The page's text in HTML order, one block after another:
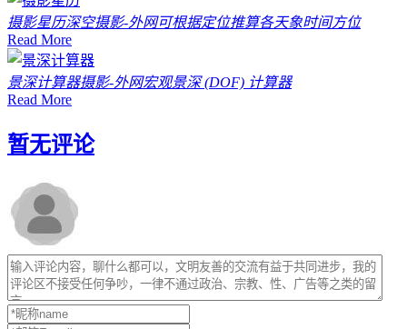
摄影星历深空摄影-外网可根据定位推算各天象时间方位
Read More
景深计算器摄影-外网宏观景深 (DOF) 计算器
Read More
暂无评论